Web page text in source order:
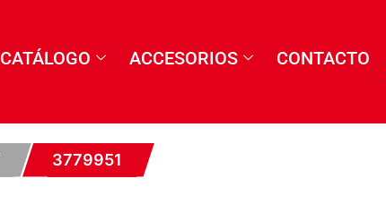
CATÁLOGO ACCESORIOS CONTACTO
3779951